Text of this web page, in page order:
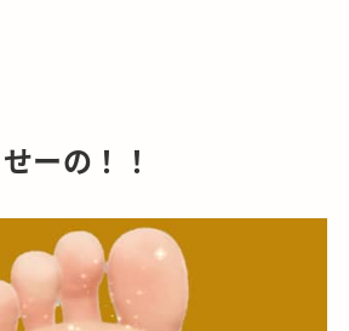
せーの！！